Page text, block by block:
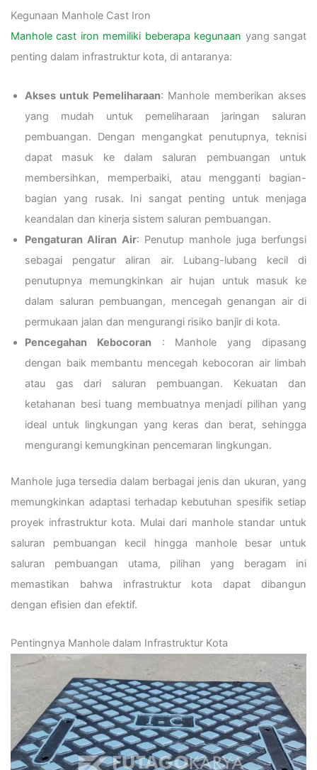
Kegunaan Manhole Cast Iron
Manhole cast iron memiliki beberapa kegunaan yang sangat
penting dalam infrastruktur kota, di antaranya:
Akses untuk Pemeliharaan: Manhole memberikan akses
yang mudah untuk pemeliharaan jaringan saluran
pembuangan. Dengan mengangkat penutupnya, teknisi
dapat masuk ke dalam saluran pembuangan untuk
membersihkan, memperbaiki, atau mengganti bagian-
bagian yang rusak. Ini sangat penting untuk menjaga
keandalan dan kinerja sistem saluran pembuangan.
Pengaturan Aliran Air: Penutup manhole juga berfungsi
sebagai pengatur aliran air. Lubang-lubang kecil di
penutupnya memungkinkan air hujan untuk masuk ke
dalam saluran pembuangan, mencegah genangan air di
permukaan jalan dan mengurangi risiko banjir di kota.
Pencegahan Kebocoran: Manhole yang dipasang
dengan baik membantu mencegah kebocoran air limbah
atau gas dari saluran pembuangan. Kekuatan dan
ketahanan besi tuang membuatnya menjadi pilihan yang
ideal untuk lingkungan yang keras dan berat, sehingga
mengurangi kemungkinan pencemaran lingkungan.
Manhole juga tersedia dalam berbagai jenis dan ukuran, yang
memungkinkan adaptasi terhadap kebutuhan spesifik setiap
proyek infrastruktur kota. Mulai dari manhole standar untuk
saluran pembuangan kecil hingga manhole besar untuk
saluran pembuangan utama, pilihan yang beragam ini
memastikan bahwa infrastruktur kota dapat dibangun
dengan efisien dan efektif.
Pentingnya Manhole dalam Infrastruktur Kota